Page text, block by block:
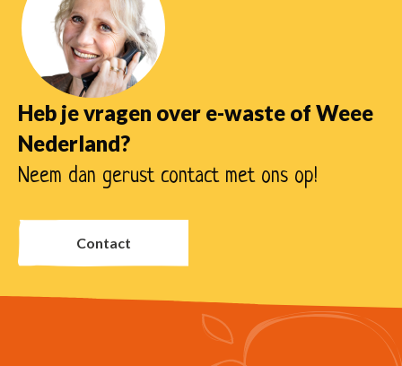
Heb je vragen over e-waste of Weee
Nederland?
Neem dan gerust contact met ons op!
Contact